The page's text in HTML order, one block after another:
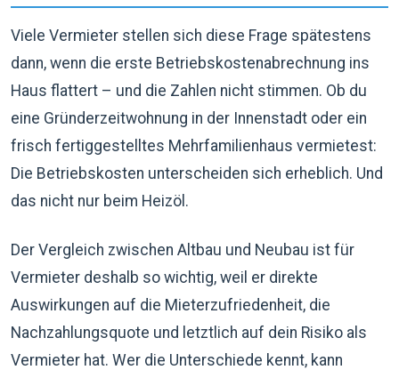
Viele Vermieter stellen sich diese Frage spätestens
dann, wenn die erste Betriebskostenabrechnung ins
Haus flattert – und die Zahlen nicht stimmen. Ob du
eine Gründerzeitwohnung in der Innenstadt oder ein
frisch fertiggestelltes Mehrfamilienhaus vermietest:
Die Betriebskosten unterscheiden sich erheblich. Und
das nicht nur beim Heizöl.
Der Vergleich zwischen Altbau und Neubau ist für
Vermieter deshalb so wichtig, weil er direkte
Auswirkungen auf die Mieterzufriedenheit, die
Nachzahlungsquote und letztlich auf dein Risiko als
Vermieter hat. Wer die Unterschiede kennt, kann